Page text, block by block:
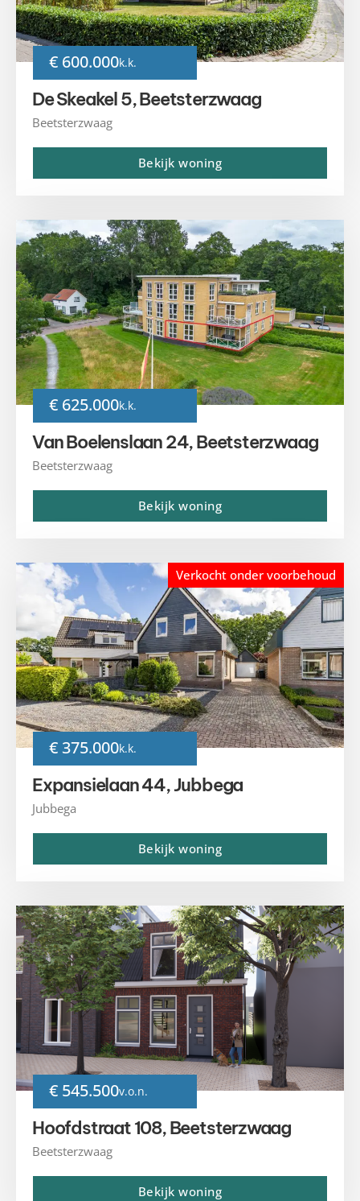
€ 600.000k.k.
De Skeakel 5, Beetsterzwaag
Beetsterzwaag
Bekijk woning
€ 625.000k.k.
Van Boelenslaan 24, Beetsterzwaag
Beetsterzwaag
Bekijk woning
Verkocht onder voorbehoud
€ 375.000k.k.
Expansielaan 44, Jubbega
Jubbega
Bekijk woning
€ 545.500v.o.n.
Hoofdstraat 108, Beetsterzwaag
Beetsterzwaag
Bekijk woning